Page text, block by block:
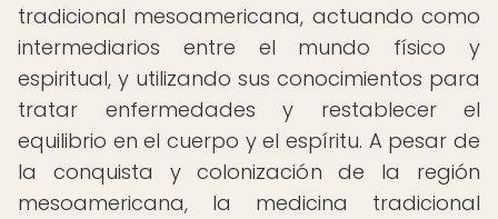
tradicional mesoamericana, actuando como
intermediarios entre el mundo físico y
espiritual, y utilizando sus conocimientos para
tratar enfermedades y restablecer el
equilibrio en el cuerpo y el espíritu. A pesar de
la conquista y colonización de la región
mesoamericana, la medicina tradicional